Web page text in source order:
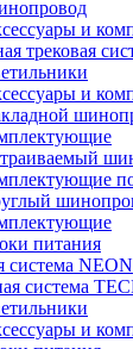
и
трековая
и
питания
система NEON
система
и